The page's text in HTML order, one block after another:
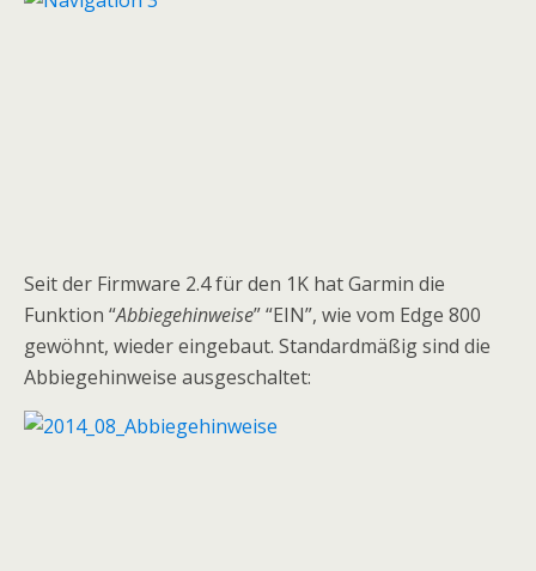
Seit der Firmware 2.4 für den 1K hat Garmin die
Funktion “Abbiegehinweise” “EIN”, wie vom Edge 800
gewöhnt, wieder eingebaut. Standardmäßig sind die
Abbiegehinweise ausgeschaltet: